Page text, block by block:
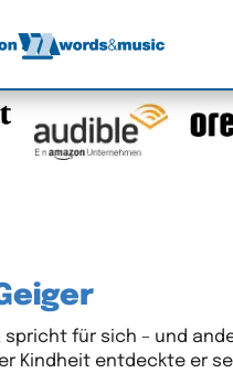
spricht für sich – und
Kindheit entdeckte er